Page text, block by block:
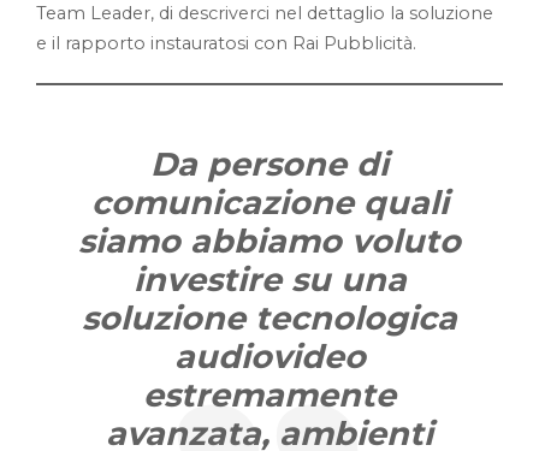
Team Leader, di descriverci nel dettaglio la soluzione
e il rapporto instauratosi con Rai Pubblicità.
Da persone di
comunicazione quali
siamo abbiamo voluto
investire su una
soluzione tecnologica
audiovideo
estremamente
avanzata, ambienti